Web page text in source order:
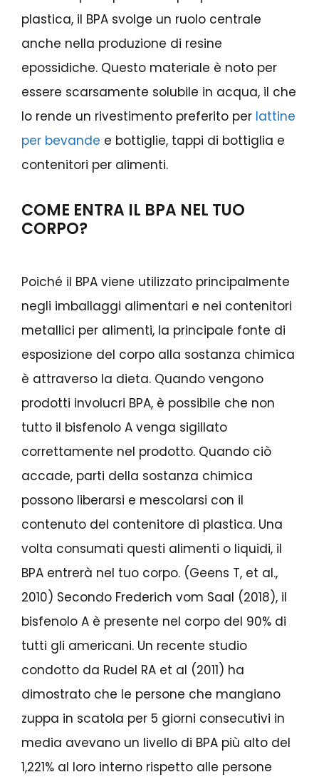
plastica, il BPA svolge un ruolo centrale
anche nella produzione di resine
epossidiche. Questo materiale è noto per
essere scarsamente solubile in acqua, il che
lo rende un rivestimento preferito per lattine
per bevande e bottiglie, tappi di bottiglia e
contenitori per alimenti.
COME ENTRA IL BPA NEL TUO
CORPO?
Poiché il BPA viene utilizzato principalmente
negli imballaggi alimentari e nei contenitori
metallici per alimenti, la principale fonte di
esposizione del corpo alla sostanza chimica
è attraverso la dieta. Quando vengono
prodotti involucri BPA, è possibile che non
tutto il bisfenolo A venga sigillato
correttamente nel prodotto. Quando ciò
accade, parti della sostanza chimica
possono liberarsi e mescolarsi con il
contenuto del contenitore di plastica. Una
volta consumati questi alimenti o liquidi, il
BPA entrerà nel tuo corpo. (Geens T, et al.,
2010) Secondo Frederich vom Saal (2018), il
bisfenolo A è presente nel corpo del 90% di
tutti gli americani. Un recente studio
condotto da Rudel RA et al (2011) ha
dimostrato che le persone che mangiano
zuppa in scatola per 5 giorni consecutivi in ​​
media avevano un livello di BPA più alto del
1,221% al loro interno rispetto alle persone